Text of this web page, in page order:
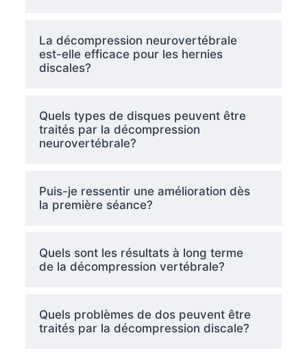
La décompression neurovertébrale
est-elle efficace pour les hernies
discales?
Quels types de disques peuvent être
traités par la décompression
neurovertébrale?
Puis-je ressentir une amélioration dès
la première séance?
Quels sont les résultats à long terme
de la décompression vertébrale?
Quels problèmes de dos peuvent être
traités par la décompression discale?